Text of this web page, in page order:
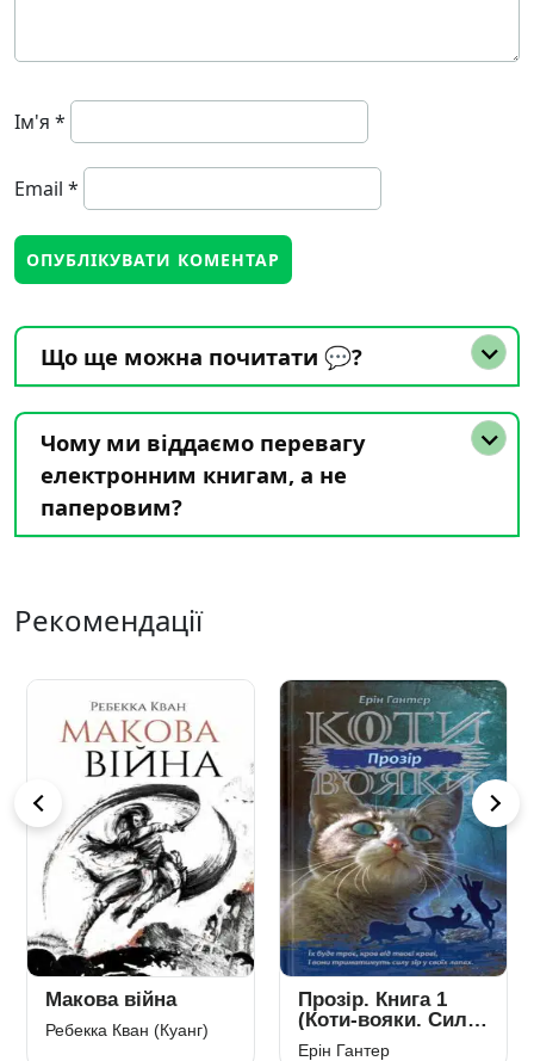
Ім'я *
Email *
Що ще можна почитати 💬?
Чому ми віддаємо перевагу
електронним книгам, а не
паперовим?
Рекомендації
Макова війна
Ребекка Кван (Куанг)
Прозір. Книга 1
(Коти-вояки. Сила
трьох)
Ерін Гантер